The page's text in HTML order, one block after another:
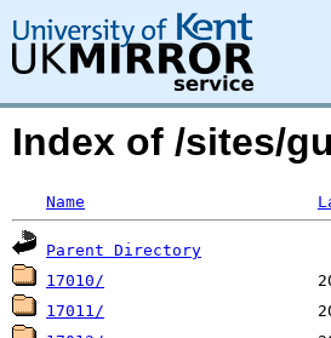
Index of /sites/
Name
Parent Directory
17010/
17011/